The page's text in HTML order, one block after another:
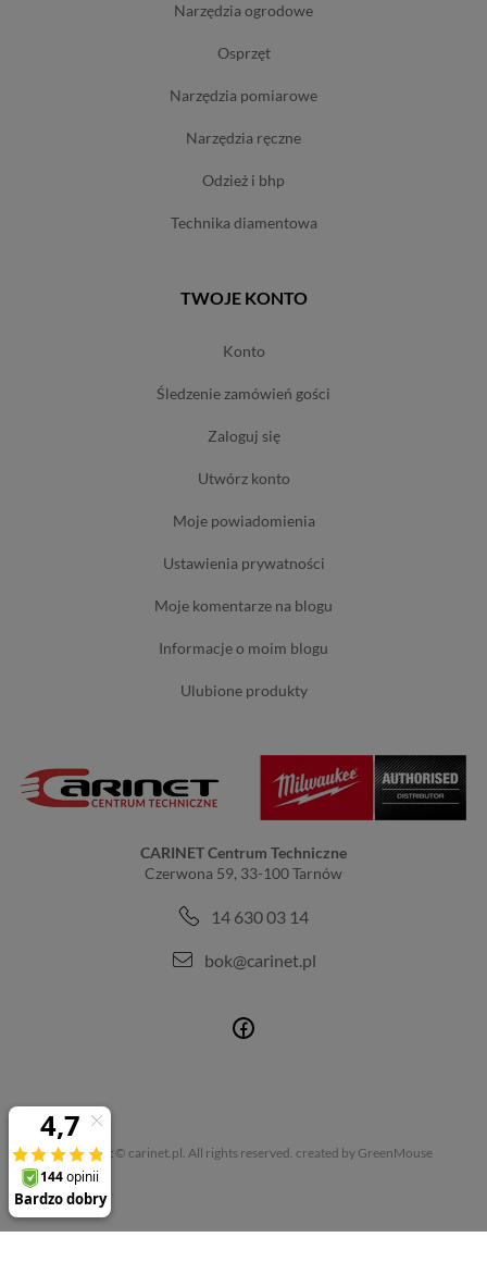
narzędzia ogrodowe
osprzęt
narzędzia pomiarowe
narzędzia ręczne
odzież i bhp
technika diamentowa
TWOJE KONTO
konto
śledzenie zamówień gości
zaloguj się
utwórz konto
moje powiadomienia
ustawienia prywatności
moje komentarze na blogu
informacje o moim blogu
ulubione produkty
CARINET Centrum Techniczne
Czerwona 59, 33-100 Tarnów
14 630 03 14
bok@carinet.pl
Copyright © carinet.pl. All rights reserved. created by GreenMouse